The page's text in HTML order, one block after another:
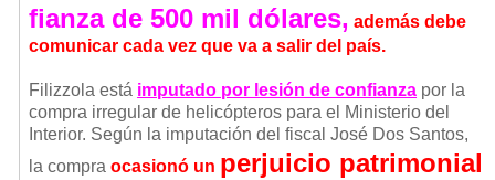
fianza de 500 mil dólares, además debe
comunicar cada vez que va a salir del país.
Filizzola está imputado por lesión de confianza por la
compra irregular de helicópteros para el Ministerio del
Interior. Según la imputación del fiscal José Dos Santos,
la compraocasionó un perjuicio patrimonial